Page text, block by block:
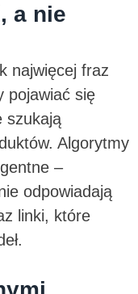
a nie
najwięcej fraz
pojawiać się
szukają
Algorytmy
–
odpowiadają
linki, które